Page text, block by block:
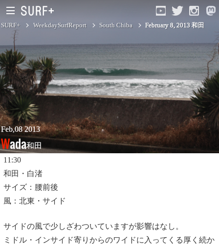
South Ibaraki
North Chiba
South Chiba
Unusually
Video Logs
Monthly Archive
SURF+ WeekdaySurfReport South Chiba February 8, 2013 和田
Feb,08 2013
Wada和田
11:30
和田・白渚
サイズ：腰前後
風：北東・サイド
サイドの風で少しざわついていますが影響はなし。
ミドル・インサイド寄りからのワイドに入ってくる厚く続か